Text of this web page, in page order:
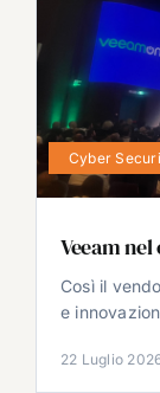
Cyber
Veeam nel
Così il
e
22 Luglio